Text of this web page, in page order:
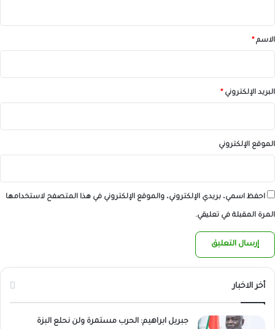
*الاسم*
البريد الإلكتروني*
الموقع الإلكتروني
احفظ اسمي، بريدي الإلكتروني، والموقع الإلكتروني في هذا المتصفح لاستخدامها
المرة المقبلة في تعليقي.
أخر الاخبار
جبريل ابراهيم: الحرب مستمرة ولن نحلع البزة